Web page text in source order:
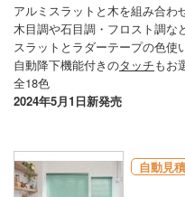
アルミスラットと木を組み合わ
木目調や石目調・フロスト調な
スラットとラダーテープの色使
自動降下機能付きのタッチもお
全18色
2024年5月1日新発売
自動見積